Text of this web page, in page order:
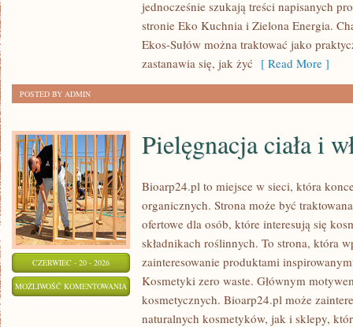
jednocześnie szukają treści napisanych
stronie Eko Kuchnia i Zielona Energia.
Ekos-Sułów można traktować jako
zastanawia się, jak żyć [ Read More ]
POSTED BY ADMIN
CZERWIEC - 20 - 2026
MOŻLIWOŚĆ KOMENTOWANIA PIELĘGNACJA
CIAŁA
Pielęgnacja ciała i
Bioarp24.pl to miejsce w sieci, która
organicznych. Strona może być
ofertowe dla osób, które interesują się
składnikach roślinnych. To strona, która
zainteresowanie produktami
Kosmetyki zero waste. Głównym
kosmetycznych. Bioarp24.pl może
naturalnych kosmetyków, jak i sklepy,